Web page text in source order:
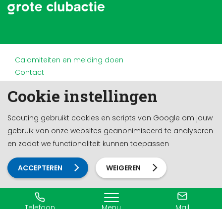
Cookie instellingen
Scouting gebruikt cookies en scripts van Google om jouw
gebruik van onze websites geanonimiseerd te analyseren
en zodat we functionaliteit kunnen toepassen
ACCEPTEREN WEIGEREN
Calamiteiten en melding doen
Contact
Doneren en nalaten
Privacy
Werken bij
Cookie-instellingen
Ontwikkeld door a&m impact